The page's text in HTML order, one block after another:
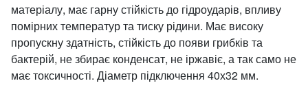
матеріалу, має гарну стійкість до гідроударів, впливу
помірних температур та тиску рідини. Має високу
пропускну здатність, стійкість до появи грибків та
бактерій, не збирає конденсат, не іржавіє, а так само не
має токсичності. Діаметр підключення 40х32 мм.